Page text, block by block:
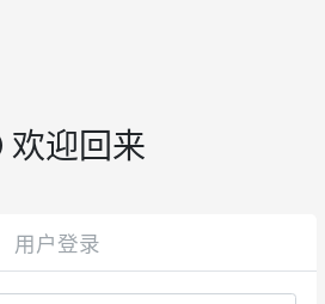
欢迎回来
用户登录